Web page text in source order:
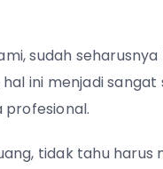
sudah
ini menjadi
profesional.
tidak tahu